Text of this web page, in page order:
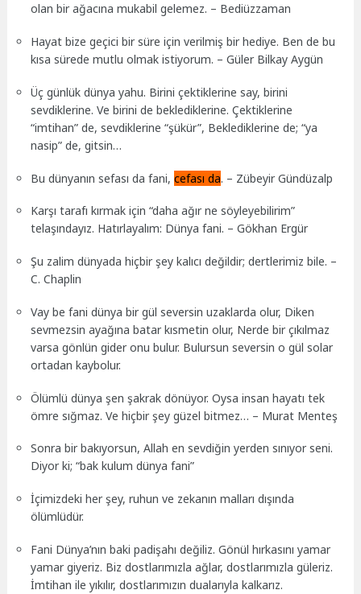
olan bir ağacına mukabil gelemez. – Bediüzzaman
Hayat bize geçici bir süre için verilmiş bir hediye. Ben de bu
kısa sürede mutlu olmak istiyorum. – Güler Bilkay Aygün
Üç günlük dünya yahu. Birini çektiklerine say, birini
sevdiklerine. Ve birini de beklediklerine. Çektiklerine
“imtihan” de, sevdiklerine “şükür”, Beklediklerine de; “ya
nasip” de, gitsin…
Bu dünyanın sefası da fani,cefası da. – Zübeyir Gündüzalp
Karşı tarafı kırmak için “daha ağır ne söyleyebilirim”
telaşındayız. Hatırlayalım: Dünya fani. – Gökhan Ergür
Şu zalim dünyada hiçbir şey kalıcı değildir; dertlerimiz bile. –
C. Chaplin
Vay be fani dünya bir gül seversin uzaklarda olur, Diken
sevmezsin ayağına batar kısmetin olur, Nerde bir çıkılmaz
varsa gönlün gider onu bulur. Bulursun seversin o gül solar
ortadan kaybolur.
Ölümlü dünya şen şakrak dönüyor. Oysa insan hayatı tek
ömre sığmaz. Ve hiçbir şey güzel bitmez… – Murat Menteş
Sonra bir bakıyorsun, Allah en sevdiğin yerden sınıyor seni.
Diyor ki; “bak kulum dünya fani”
İçimizdeki her şey, ruhun ve zekanın malları dışında
ölümlüdür.
Fani Dünya’nın baki padişahı değiliz. Gönül hırkasını yamar
yamar giyeriz. Biz dostlarımızla ağlar, dostlarımızla güleriz.
İmtihan ile yıkılır, dostlarımızın dualarıyla kalkarız.